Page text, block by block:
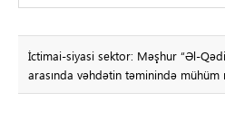
İctimai-siyasi sektor: Məşhur “Əl-
arasında vəhdətin təminində mühüm